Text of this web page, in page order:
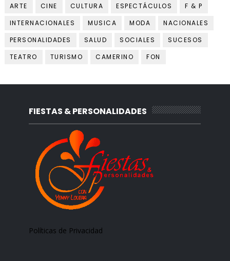
ARTE CINE CULTURA ESPECTÁCULOS
F & P
INTERNACIONALES
MUSICA MODA
NACIONALES
PERSONALIDADES
SALUD SOCIALES
SUCESOS
TEATRO
TURISMO CAMERINO FON
FIESTAS & PERSONALIDADES
Políticas de Privacidad